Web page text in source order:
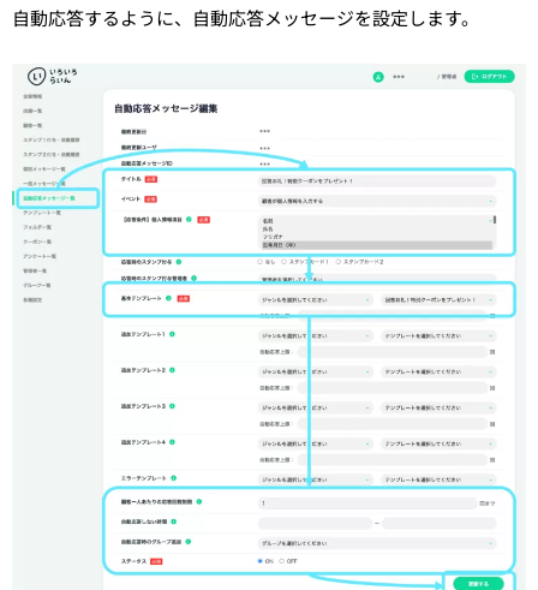
自動応答するように、自動応答メッセージを設定します。